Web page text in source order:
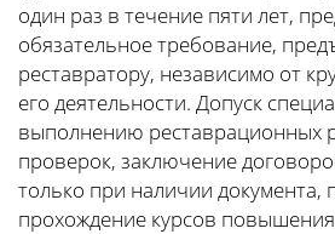
один раз в течение пяти лет,
обязательное требование,
реставратору, независимо от
его деятельности. Допуск
выполнению реставрационных
проверок, заключение
только при наличии
прохождение курсов